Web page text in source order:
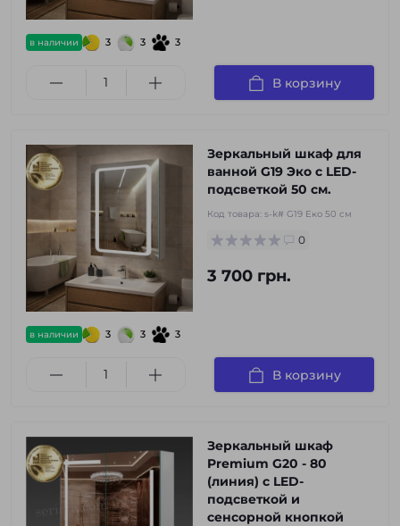
в наличии 3 3 3
В корзину
в наличии 3 3 3
Зеркальный шкаф для
ванной G19 Эко с LED-
подсветкой 50 см.
Код товара: s-k# G19 Еко 50 см
0
3 700 грн.
В корзину
Зеркальный шкаф
Premium G20 - 80
(линия) с LED-
подсветкой и
сенсорной кнопкой